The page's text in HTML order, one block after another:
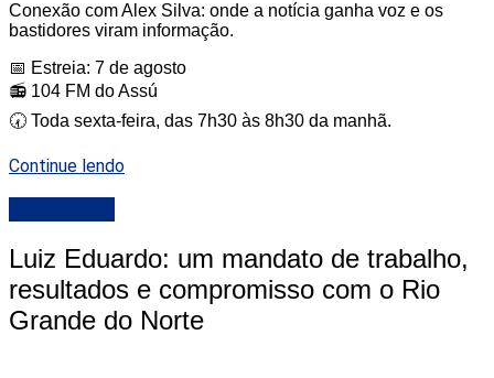
Conexão com Alex Silva: onde a notícia ganha voz e os
bastidores viram informação.
📅 Estreia: 7 de agosto
📻 104 FM do Assú
🕢 Toda sexta-feira, das 7h30 às 8h30 da manhã.
Continue lendo
Luiz Eduardo: um mandato de trabalho,
resultados e compromisso com o Rio
Grande do Norte